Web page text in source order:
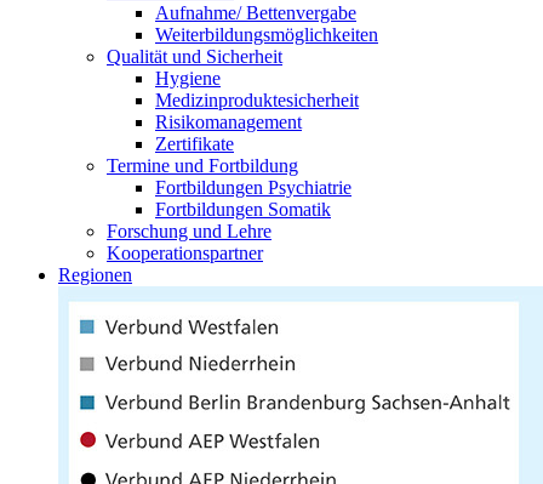
Aufnahme/ Bettenvergabe
Weiterbildungsmöglichkeiten
Qualität und Sicherheit
Hygiene
Medizinproduktesicherheit
Risikomanagement
Zertifikate
Termine und Fortbildung
Fortbildungen Psychiatrie
Fortbildungen Somatik
Forschung und Lehre
Kooperationspartner
Regionen